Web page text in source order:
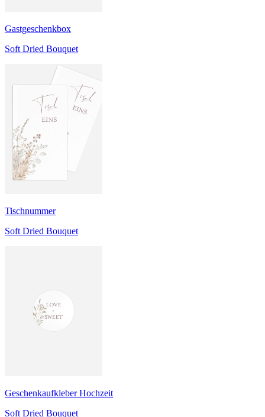
Gastgeschenkbox
Soft Dried Bouquet
Tischnummer
Soft Dried Bouquet
Geschenkaufkleber Hochzeit
Soft Dried Bouquet